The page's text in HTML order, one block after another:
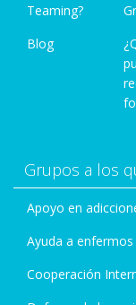
Teaming?
Blog
Grupos a los
Apoyo en
Ayuda a enfermos
Cooperación